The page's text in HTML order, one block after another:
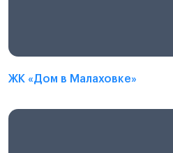
ЖК «Дом в Малаховке»